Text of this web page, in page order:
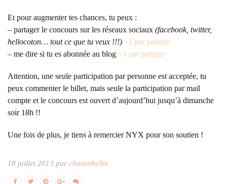
Et pour augmenter tes chances, tu peux :
– partager le concours sur les réseaux sociaux (facebook, twitter,
hellocoton… tout ce que tu veux !!!) +1 par partage
– me dire si tu es abonnée au blog +1 par partage
Attention, une seule participation par personne est acceptée, tu
peux commenter le billet, mais seule la participation par mail
compte et le concours est ouvert d’aujourd’hui jusqu’à dimanche
soir 18h !!
Une fois de plus, je tiens à remercier NYX pour son soutien !
18 juillet 2013 par charonbellis